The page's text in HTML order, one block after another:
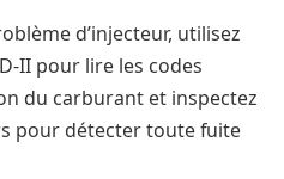
d’injecteur, utilisez
II pour lire les codes
du carburant et inspectez
pour détecter toute fuite